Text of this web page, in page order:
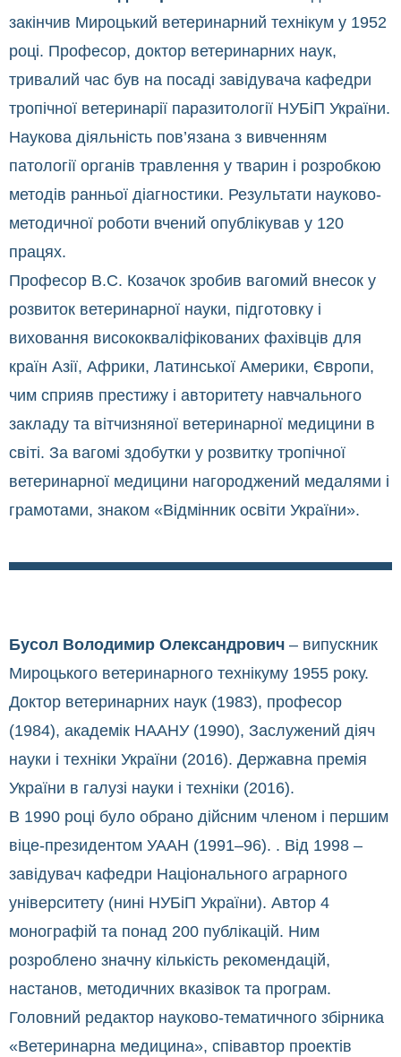
закінчив Мироцький ветеринарний технікум у 1952
році. Професор, доктор ветеринарних наук,
тривалий час був на посаді завідувача кафедри
тропічної ветеринарії паразитології НУБіП України.
Наукова діяльність пов’язана з вивченням
патології органів травлення у тварин і розробкою
методів ранньої діагностики. Результати науково-
методичної роботи вчений опублікував у 120
працях.
Професор В.С. Козачок зробив вагомий внесок у
розвиток ветеринарної науки, підготовку і
виховання висококваліфікованих фахівців для
країн Азії, Африки, Латинської Америки, Європи,
чим сприяв престижу і авторитету навчального
закладу та вітчизняної ветеринарної медицини в
світі. За вагомі здобутки у розвитку тропічної
ветеринарної медицини нагороджений медалями і
грамотами, знаком «Відмінник освіти України».
Бусол Володимир Олександрович – випускник
Мироцького ветеринарного технікуму 1955 року.
Доктор ветеринарних наук (1983), професор
(1984), академік НААНУ (1990), Заслужений діяч
науки і техніки України (2016). Державна премія
України в галузі науки і техніки (2016).
В 1990 році було обрано дійсним членом і першим
віце-президентом УААН (1991–96). . Від 1998 –
завідувач кафедри Національного аграрного
університету (нині НУБіП України). Автор 4
монографій та понад 200 публікацій. Ним
розроблено значну кількість рекомендацій,
настанов, методичних вказівок та програм.
Головний редактор науково-тематичного збірника
«Ветеринарна медицина», співавтор проектів